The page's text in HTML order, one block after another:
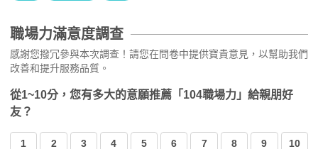
職場力滿意度調查
感謝您撥冗參與本次調查！請您在問卷中提供寶貴意見，以幫助我們
改善和提升服務品質。
從1~10分，您有多大的意願推薦「104職場力」給親朋好
友？
1 2 3 4 5 6 7 8 9 10